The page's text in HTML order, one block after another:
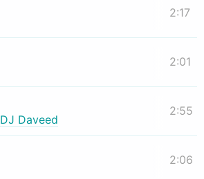
2:17
2:01
DJ Daveed
2:55
2:06